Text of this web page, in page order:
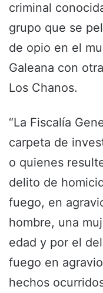
criminal
grupo que se
de opio en el
Galeana con
Los Chanos.
“La Fiscalía
carpeta de
o quienes
delito de
fuego, en
hombre, una
edad y por el
fuego en
hechos